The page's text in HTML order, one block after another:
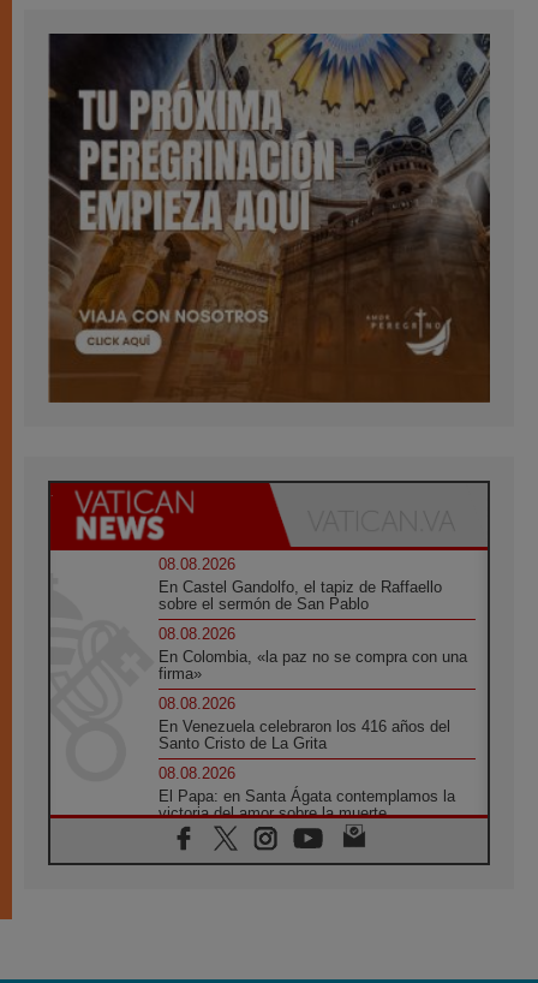
08.08.2026
En Castel Gandolfo, el tapiz de Raffaello
sobre el sermón de San Pablo
08.08.2026
En Colombia, «la paz no se compra con una
firma»
08.08.2026
En Venezuela celebraron los 416 años del
Santo Cristo de La Grita
08.08.2026
El Papa: en Santa Ágata contemplamos la
victoria del amor sobre la muerte
08.08.2026
León XIV visitará el Santuario de la Madre